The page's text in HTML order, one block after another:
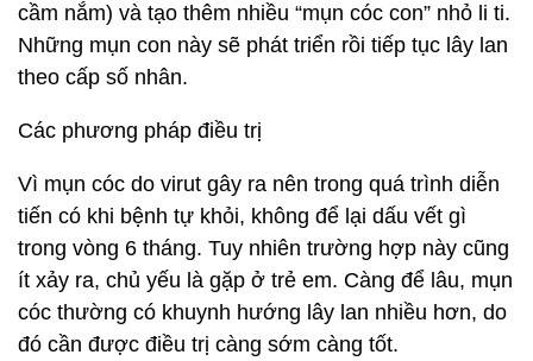
cầm nắm) và tạo thêm nhiều “mụn cóc con” nhỏ li ti.
Những mụn con này sẽ phát triển rồi tiếp tục lây lan
theo cấp số nhân.
Các phương pháp điều trị
Vì mụn cóc do virut gây ra nên trong quá trình diễn
tiến có khi bệnh tự khỏi, không để lại dấu vết gì
trong vòng 6 tháng. Tuy nhiên trường hợp này cũng
ít xảy ra, chủ yếu là gặp ở trẻ em. Càng để lâu, mụn
cóc thường có khuynh hướng lây lan nhiều hơn, do
đó cần được điều trị càng sớm càng tốt.